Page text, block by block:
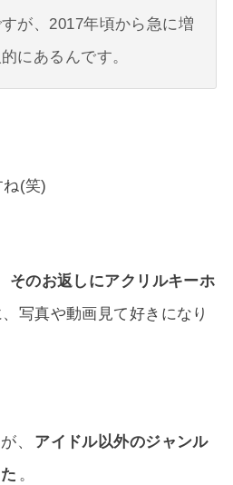
が、2017年頃から急に増
にあるんです。
ね(笑)
そのお返しにアクリルキーホ
、写真や動画見て好きになり
、
アイドル以外のジャンル
。